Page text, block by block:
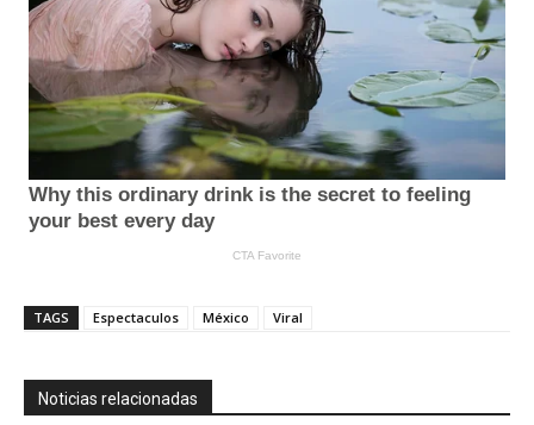
TAGS Espectaculos México Viral
Noticias relacionadas